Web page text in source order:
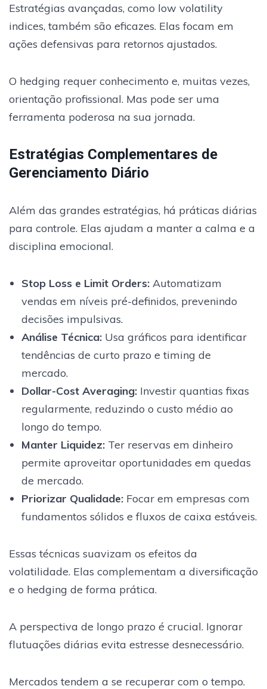
Estratégias avançadas, como low volatility
indices, também são eficazes. Elas focam em
ações defensivas para retornos ajustados.
O hedging requer conhecimento e, muitas vezes,
orientação profissional. Mas pode ser uma
ferramenta poderosa na sua jornada.
Estratégias Complementares de
Gerenciamento Diário
Além das grandes estratégias, há práticas diárias
para controle. Elas ajudam a manter a calma e a
disciplina emocional.
Stop Loss e Limit Orders:Automatizam
vendas em níveis pré-definidos, prevenindo
decisões impulsivas.
Análise Técnica:Usa gráficos para identificar
tendências de curto prazo e timing de
mercado.
Dollar-Cost Averaging:Investir quantias fixas
regularmente, reduzindo o custo médio ao
longo do tempo.
Manter Liquidez:Ter reservas em dinheiro
permite aproveitar oportunidades em quedas
de mercado.
Priorizar Qualidade:Focar em empresas com
fundamentos sólidos e fluxos de caixa estáveis.
Essas técnicas suavizam os efeitos da
volatilidade. Elas complementam a diversificação
e o hedging de forma prática.
A perspectiva de longo prazo é crucial. Ignorar
flutuações diárias evita estresse desnecessário.
Mercados tendem a se recuperar com o tempo.